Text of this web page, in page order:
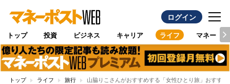
ログイン
トップ 投資 ビジネス キャリア ライフ マネー
トップ ライフ 旅行 山脇りこさんがおすすめする「女性ひとり旅」おすす